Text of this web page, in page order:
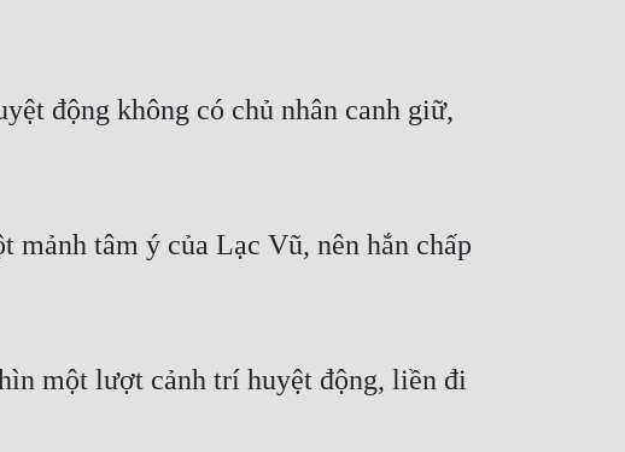
động không có chủ nhân canh giữ,
mảnh tâm ý của Lạc Vũ, nên hắn chấp
một lượt cảnh trí huyệt động, liền đi